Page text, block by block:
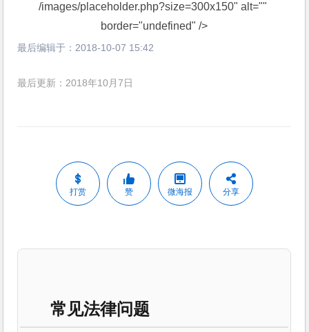
/images/placeholder.php?size=300x150" alt=""
border="undefined" />
最后编辑于： 2018-10-07 15:42
最后更新：2018年10月7日
打赏 赞 微海报 分享
常见法律问题